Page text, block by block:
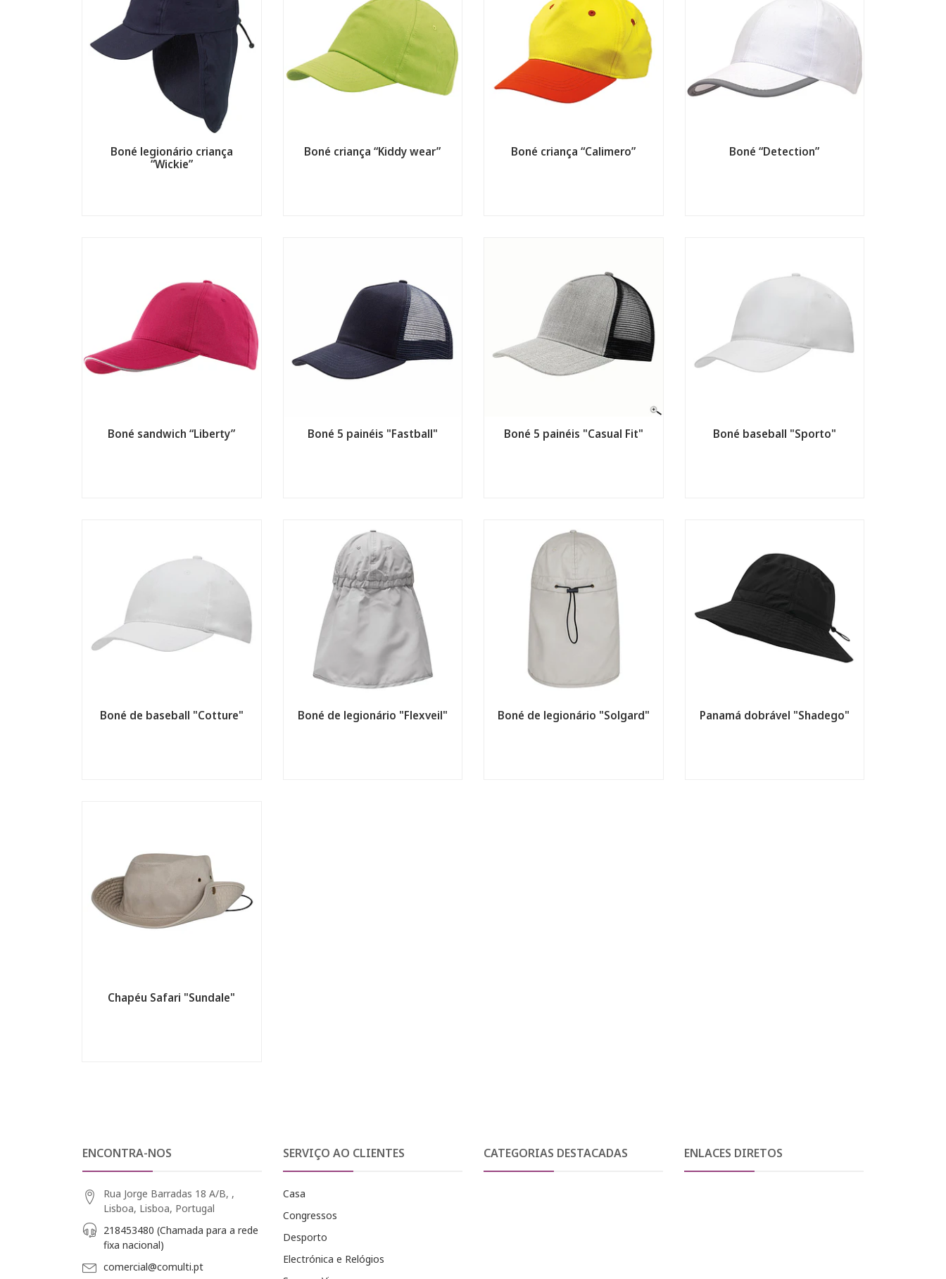
Boné legionário criança
“Wickie”
Boné criança “Kiddy wear” Boné criança “Calimero” Boné “Detection”
Boné sandwich “Liberty” Boné 5 painéis "Fastball" Boné 5 painéis "Casual Fit" Boné baseball "Sporto"
Boné de baseball "Cotture" Boné de legionário "Flexveil" Boné de legionário "Solgard" Panamá dobrável "Shadego"
Chapéu Safari "Sundale"
ENCONTRA-NOS
Rua Jorge Barradas 18 A/B, ,
Lisboa, Lisboa, Portugal
218453480 (Chamada para a rede
fixa nacional)
comercial@comulti.pt
SERVIÇO AO CLIENTES
Casa
Congressos
Desporto
Electrónica e Relógios
CATEGORIAS DESTACADAS ENLACES DIRETOS